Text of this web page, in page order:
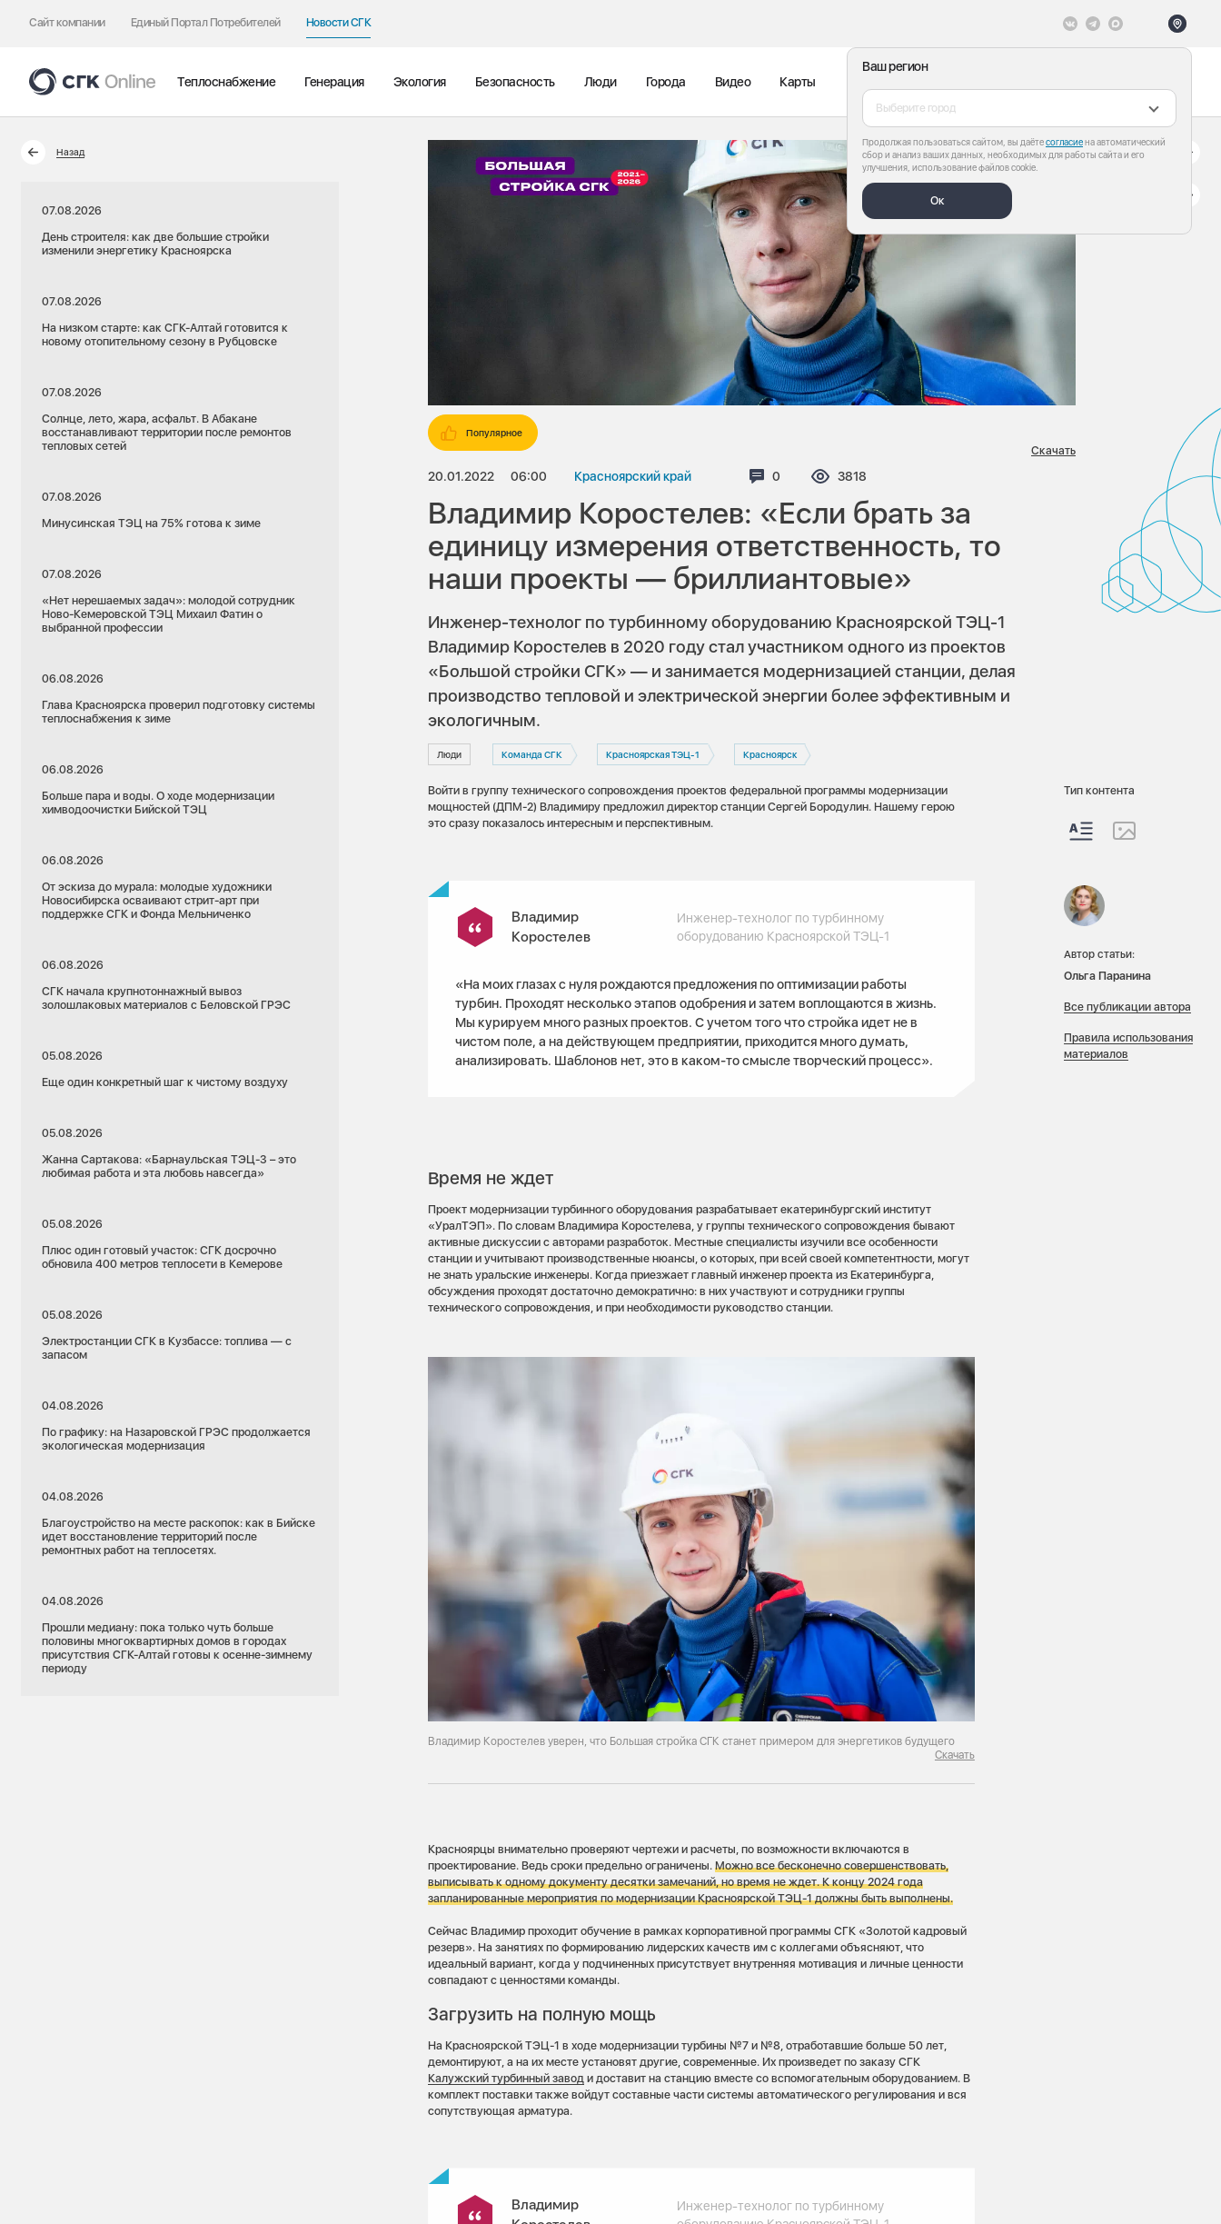
Сайт компании Единый Портал Потребителей Новости СГК
Ваш регион
Выберите город
Продолжая пользоваться сайтом, вы даётесогласиена автоматический
сбор и анализ ваших данных, необходимых для работы сайта и его
улучшения, использование файлов cookie.
Ок
Теплоснабжение Генерация Экология Безопасность Люди Города Видео Карты
Назад
07.08.2026
День строителя: как две большие стройки
изменили энергетику Красноярска
07.08.2026
На низком старте: как СГК-Алтай готовится к
новому отопительному сезону в Рубцовске
07.08.2026
Солнце, лето, жара, асфальт. В Абакане
восстанавливают территории после ремонтов
тепловых сетей
07.08.2026
Минусинская ТЭЦ на 75% готова к зиме
07.08.2026
«Нет нерешаемых задач»: молодой сотрудник
Ново-Кемеровской ТЭЦ Михаил Фатин о
выбранной профессии
06.08.2026
Глава Красноярска проверил подготовку системы
теплоснабжения к зиме
06.08.2026
Больше пара и воды. О ходе модернизации
химводоочистки Бийской ТЭЦ
06.08.2026
От эскиза до мурала: молодые художники
Новосибирска осваивают стрит-арт при
поддержке СГК и Фонда Мельниченко
06.08.2026
СГК начала крупнотоннажный вывоз
золошлаковых материалов с Беловской ГРЭС
05.08.2026
Еще один конкретный шаг к чистому воздуху
05.08.2026
Жанна Сартакова: «Барнаульская ТЭЦ-3 – это
любимая работа и эта любовь навсегда»
05.08.2026
Плюс один готовый участок: СГК досрочно
обновила 400 метров теплосети в Кемерове
05.08.2026
Электростанции СГК в Кузбассе: топлива — с
запасом
04.08.2026
По графику: на Назаровской ГРЭС продолжается
экологическая модернизация
04.08.2026
Благоустройство на месте раскопок: как в Бийске
идет восстановление территорий после
ремонтных работ на теплосетях.
04.08.2026
Прошли медиану: пока только чуть больше
половины многоквартирных домов в городах
присутствия СГК-Алтай готовы к осенне-зимнему
периоду
Популярное
20.01.2022 06:00 Красноярский край Комментариев:
0 Просмотров:
3818
Скачать
Владимир Коростелев: «Если брать за
единицу измерения ответственность, то
наши проекты — бриллиантовые»
Инженер-технолог по турбинному оборудованию Красноярской ТЭЦ-1
Владимир Коростелев в 2020 году стал участником одного из проектов
«Большой стройки СГК» — и занимается модернизацией станции, делая
производство тепловой и электрической энергии более эффективным и
экологичным.
Люди Команда СГК Красноярская ТЭЦ-1 Красноярск
Войти в группу технического сопровождения проектов федеральной программы модернизации
мощностей (ДПМ-2) Владимиру предложил директор станции Сергей Бородулин. Нашему герою
это сразу показалось интересным и перспективным.
Владимир
Коростелев
Инженер-технолог по турбинному
оборудованию Красноярской ТЭЦ-1
«На моих глазах с нуля рождаются предложения по оптимизации работы
турбин. Проходят несколько этапов одобрения и затем воплощаются в жизнь.
Мы курируем много разных проектов. С учетом того что стройка идет не в
чистом поле, а на действующем предприятии, приходится много думать,
анализировать. Шаблонов нет, это в каком-то смысле творческий процесс».
Время не ждет
Проект модернизации турбинного оборудования разрабатывает екатеринбургский институт
«УралТЭП». По словам Владимира Коростелева, у группы технического сопровождения бывают
активные дискуссии с авторами разработок. Местные специалисты изучили все особенности
станции и учитывают производственные нюансы, о которых, при всей своей компетентности, могут
не знать уральские инженеры. Когда приезжает главный инженер проекта из Екатеринбурга,
обсуждения проходят достаточно демократично: в них участвуют и сотрудники группы
технического сопровождения, и при необходимости руководство станции.
Владимир Коростелев уверен, что Большая стройка СГК станет примером для энергетиков будущего
Скачать
Красноярцы внимательно проверяют чертежи и расчеты, по возможности включаются в
проектирование. Ведь сроки предельно ограничены.Можно все бесконечно совершенствовать,
выписывать к одному документу десятки замечаний, но время не ждет.К концу 2024 года
запланированные мероприятия по модернизации Красноярской ТЭЦ-1 должны быть выполнены.
Сейчас Владимир проходит обучение в рамках корпоративной программы СГК «Золотой кадровый
резерв». На занятиях по формированию лидерских качеств им с коллегами объясняют, что
идеальный вариант, когда у подчиненных присутствует внутренняя мотивация и личные ценности
совпадают с ценностями команды.
Загрузить на полную мощь
На Красноярской ТЭЦ-1 в ходе модернизации турбины №7 и №8, отработавшие больше 50 лет,
демонтируют, а на их месте установят другие, современные. Их произведет по заказу СГК
Калужский турбинный завод и доставит на станцию вместе со вспомогательным оборудованием. В
комплект поставки также войдут составные части системы автоматического регулирования и вся
сопутствующая арматура.
Владимир
Инженер-технолог по турбинному
Тип контента
Автор статьи:
Ольга Паранина
Все публикации автора
Правила использования
материалов